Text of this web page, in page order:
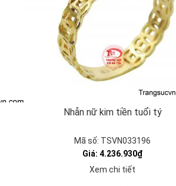
Nhẫn nữ kim tiền tuổi tý
Mã số: TSVN033196
Giá: 4.236.930₫
Xem chi tiết